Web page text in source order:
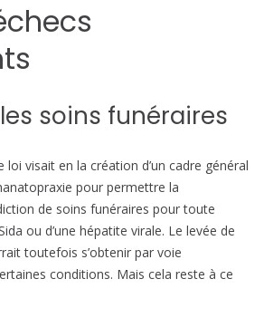
soins funéraires
loi visait en la création d’un cadre général
pour permettre la
de soins funéraires pour toute
ou d’une hépatite virale. Le levée de
toutefois s’obtenir par voie
conditions. Mais cela reste à ce